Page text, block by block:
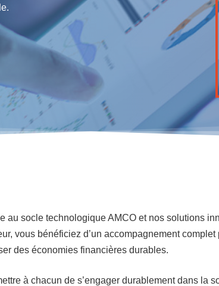
au socle technologique AMCO et nos solutions
vous bénéficiez d’un accompagnement
des économies financières durables.
à chacun de s’engager durablement dans la